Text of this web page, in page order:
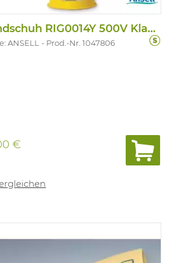
Handschuh RIG0014Y 500V Klasse 00 Geel
ANSELL Prod.-Nr. 1047806
€